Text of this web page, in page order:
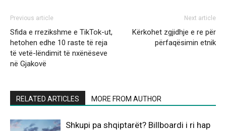
Previous article
Sfida e rrezikshme e TikTok-ut,
hetohen edhe 10 raste të reja
të vetë-lëndimit të nxënëseve
në Gjakovë
Next article
Kërkohet zgjidhje e re për
përfaqësimin etnik
RELATED ARTICLES MORE FROM AUTHOR
Shkupi pa shqiptarët? Billboardi i ri hap